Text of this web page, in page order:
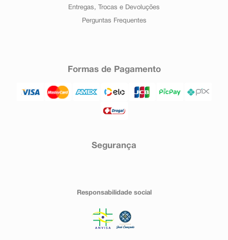
Entregas, Trocas e Devoluções
Perguntas Frequentes
Formas de Pagamento
Segurança
Responsabilidade social